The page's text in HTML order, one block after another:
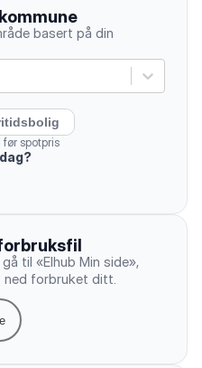
basert på din
spotpris
gå til «Elhub Min side»,
ned forbruket ditt.